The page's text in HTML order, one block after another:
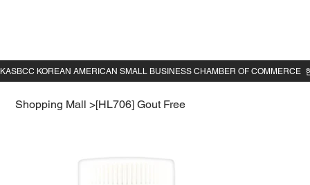
Shopping Mall >[HL706] Gout Free